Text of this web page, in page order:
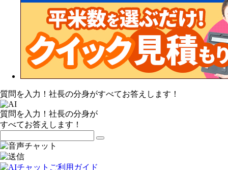
質問を入力！社長の分身がすべてお答えします！
質問を入力！社長の分身が
すべてお答えします！